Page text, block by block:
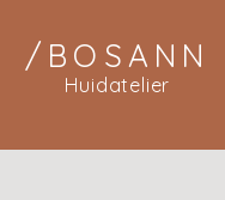
/BOSANN
Huidatelier